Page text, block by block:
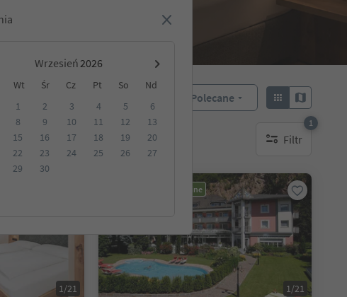
Wrzesień
Wt Śr Cz Pt So
Nd
1 2 3 4 5
6
8 9 10 11 12
13
15 16 17 18 19
20
22 23 24 25 26
27
29 30
Polecane
zakwaterowanie Filtr
1
1 aktywny filtr
1/21
Możliwość rezerwacji online
1/21